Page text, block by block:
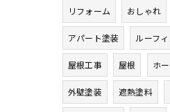
リフォーム おしゃれ
アパート塗装 ルーフ
屋根工事 屋根 ホ
外壁塗装 遮熱塗料